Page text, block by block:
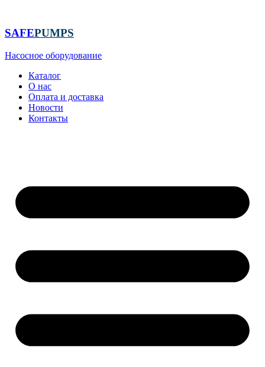
содержимому
SAFEPUMPS
Насосное оборудование
Каталог
О нас
Оплата и доставка
Новости
Контакты